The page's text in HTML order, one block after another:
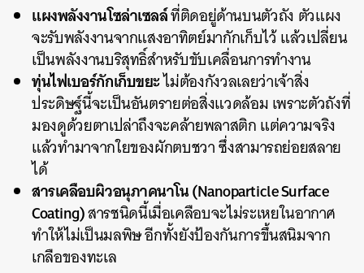
แผงพลังงานโซล่าเซลล์ที่ติดอยู่ด้านบนตัวถัง ตัวแผง
จะรับพลังงานจากแสงอาทิตย์มากักเก็บไว้ แล้วเปลี่ยน
เป็นพลังงานบริสุทธิ์สำหรับขับเคลื่อนการทำงาน
ทุ่นไฟเบอร์กักเก็บขยะไม่ต้องกังวลเลยว่าเจ้าสิ่ง
ประดิษฐ์นี้จะเป็นอันตรายต่อสิ่งแวดล้อม เพราะตัวถังที่
มองดูด้วยตาเปล่าถึงจะคล้ายพลาสติก แต่ความจริง
แล้วทำมาจากใยของผักตบชวา ซึ่งสามารถย่อยสลาย
ได้
สารเคลือบผิวอนุภาคนาโน(Nanoparticle Surface
Coating)สารชนิดนี้เมื่อเคลือบจะไม่ระเหยในอากาศ
ทำให้ไม่เป็นมลพิษ อีกทั้งยังป้องกันการขึ้นสนิมจาก
เกลือของทะเล